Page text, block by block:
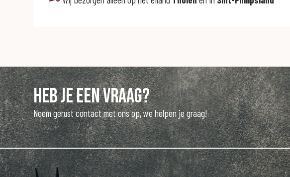
Heb je een vraag?
Neem gerust contact met ons op, we helpen je graag!